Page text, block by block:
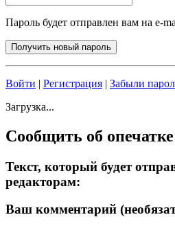
Пароль будет отправлен вам на e-
Войти | Регистрация | Забыли
Загрузка...
Сообщить об опечатке
Текст, который будет
редакторам:
Ваш комментарий